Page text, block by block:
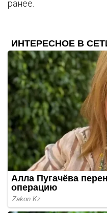
ранее.